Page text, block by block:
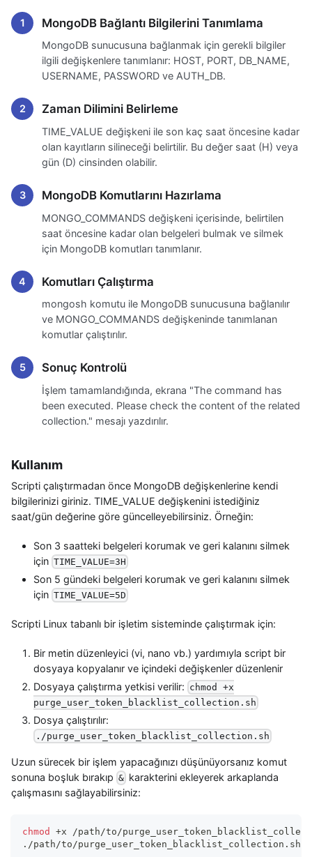
MongoDB Bağlantı Bilgilerini Tanımlama
MongoDB sunucusuna bağlanmak için gerekli bilgiler
ilgili değişkenlere tanımlanır: HOST, PORT, DB_NAME,
USERNAME, PASSWORD ve AUTH_DB.
Zaman Dilimini Belirleme
TIME_VALUE değişkeni ile son kaç saat öncesine kadar
olan kayıtların silineceği belirtilir. Bu değer saat (H) veya
gün (D) cinsinden olabilir.
MongoDB Komutlarını Hazırlama
MONGO_COMMANDS değişkeni içerisinde, belirtilen
saat öncesine kadar olan belgeleri bulmak ve silmek
için MongoDB komutları tanımlanır.
Komutları Çalıştırma
mongosh komutu ile MongoDB sunucusuna bağlanılır
ve MONGO_COMMANDS değişkeninde tanımlanan
komutlar çalıştırılır.
Sonuç Kontrolü
İşlem tamamlandığında, ekrana "The command has
been executed. Please check the content of the related
collection." mesajı yazdırılır.
Kullanım
Scripti çalıştırmadan önce MongoDB değişkenlerine kendi
bilgilerinizi giriniz. TIME_VALUE değişkenini istediğiniz
saat/gün değerine göre güncelleyebilirsiniz. Örneğin:
Son 3 saatteki belgeleri korumak ve geri kalanını silmek
için TIME_VALUE=3H
Son 5 gündeki belgeleri korumak ve geri kalanını silmek
için TIME_VALUE=5D
Scripti Linux tabanlı bir işletim sisteminde çalıştırmak için:
Bir metin düzenleyici (vi, nano vb.) yardımıyla script bir
dosyaya kopyalanır ve içindeki değişkenler düzenlenir
Dosyaya çalıştırma yetkisi verilir: chmod +x
purge_user_token_blacklist_collection.sh
Dosya çalıştırılır:
./purge_user_token_blacklist_collection.sh
Uzun sürecek bir işlem yapacağınızı düşünüyorsanız komut
sonuna boşluk bırakıp & karakterini ekleyerek arkaplanda
çalışmasını sağlayabilirsiniz:
chmod
+x /path/to/
./path/to/purge_user_token_blacklist_collection.sh